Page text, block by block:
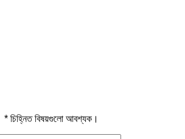
* চিহ্নিত বিষয়গুলো আবশ্যক।